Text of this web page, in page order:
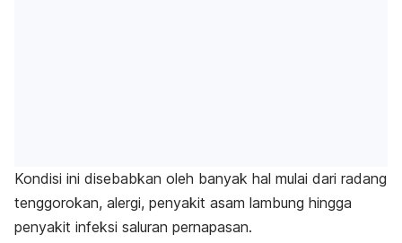
Kondisi ini disebabkan oleh banyak hal mulai dari radang
tenggorokan, alergi, penyakit asam lambung hingga
penyakit infeksi saluran pernapasan.